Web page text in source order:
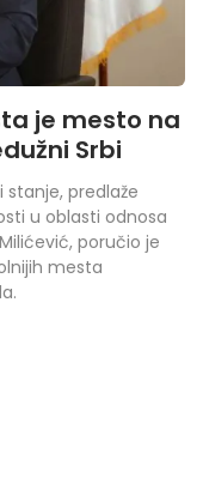
je mesto na
Srbi
predlaže
u oblasti odnosa
poručio je
mesta